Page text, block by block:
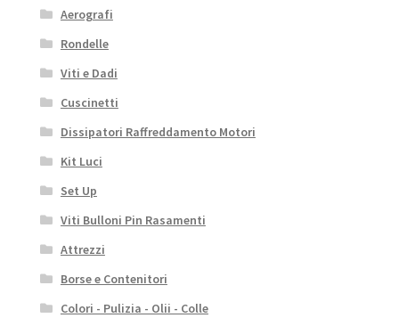
Aerografi
Rondelle
Viti e Dadi
Cuscinetti
Dissipatori Raffreddamento Motori
Kit Luci
Set Up
Viti Bulloni Pin Rasamenti
Attrezzi
Borse e Contenitori
Colori - Pulizia - Olii - Colle